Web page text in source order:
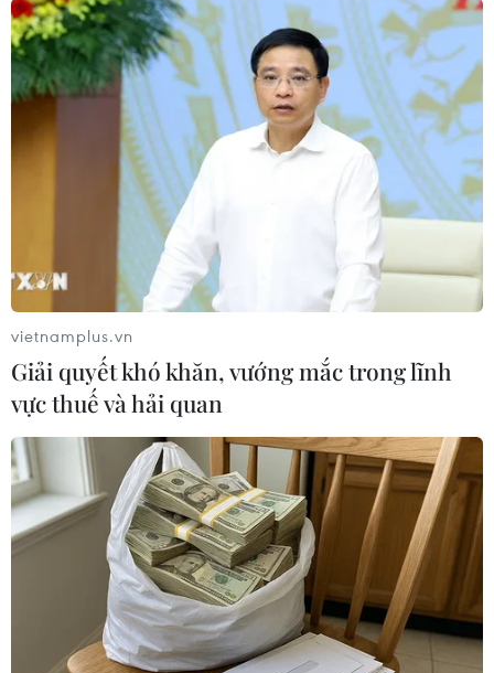
theo khoản 3 điều 263 bộ luật hình sự về “vi
phạm quy định an toàn hàng không làm chết từ
hai người trở lên.”
Cơ quan này đang xem xét 3 yếu tố được xem là
nguyên nhân có thể gây ra vụ cháy là phi công
có kỹ năng chuyên môn kém, thiết bị điện trên
máy bay gặp trục trặc và thời tiết xấu./.
(TTXVN/Vietnam+)
vietnamplus.vn
Giải quyết khó khăn, vướng mắc trong lĩnh
vực thuế và hải quan